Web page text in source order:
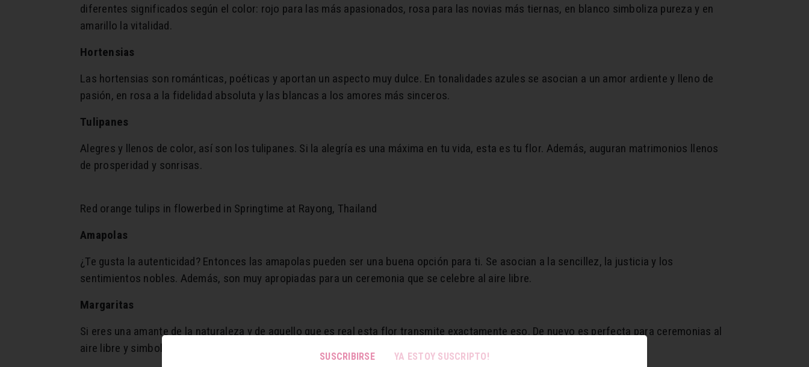
diferentes significados según el color: rojo para las más apasionados, rosa para las novias más tiernas, en blanco simboliza pureza y en
amarillo la vitalidad.
Hortensias
Las hortensias son románticas, poéticas y aportan un aspecto muy dulce. En tonalidades azules se asocian a un amor ardiente y lleno de
pasión, en rosa a la fidelidad absoluta y las blancas a los amores más sinceros.
Tulipanes
Alegres y llenos de color, así son los tulipanes. Si la alegría es una máxima en tu vida, esta es tu flor. Además, auguran matrimonios llenos
de prosperidad y sonrisas.
Red orange tulips in flowerbed in Springtime at Rayong, Thailand
Amapolas
¿Te gusta la autenticidad? Entonces las amapolas pueden ser una buena opción para ti. Se asocian a la sencillez, la justicia y los
sentimientos nobles. Además, son muy apropiadas para un ceremonia que se celebre al aire libre.
Margaritas
Si eres una amante de la naturaleza y de aquello que es real esta flor transmite exactamente eso. De nuevo es perfecta para ceremonias al
aire libre y simboliza la inocencia y los sentimientos más sinceros.
SUSCRIBIRSE YA ESTOY SUSCRIPTO!